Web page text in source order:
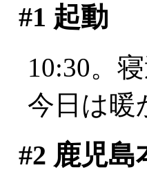
#1 起動
10:30。
今日は暖
#2 鹿児島